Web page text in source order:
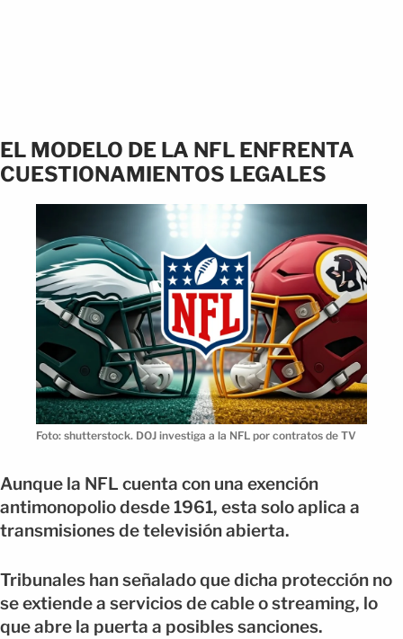
EL MODELO DE LA NFL ENFRENTA
CUESTIONAMIENTOS LEGALES
Foto: shutterstock. DOJ investiga a la NFL por contratos de TV
Aunque la NFL cuenta con una exención
antimonopolio desde 1961, esta solo aplica a
transmisiones de televisión abierta.
Tribunales han señalado que dicha protección no
se extiende a servicios de cable o streaming, lo
que abre la puerta a posibles sanciones.